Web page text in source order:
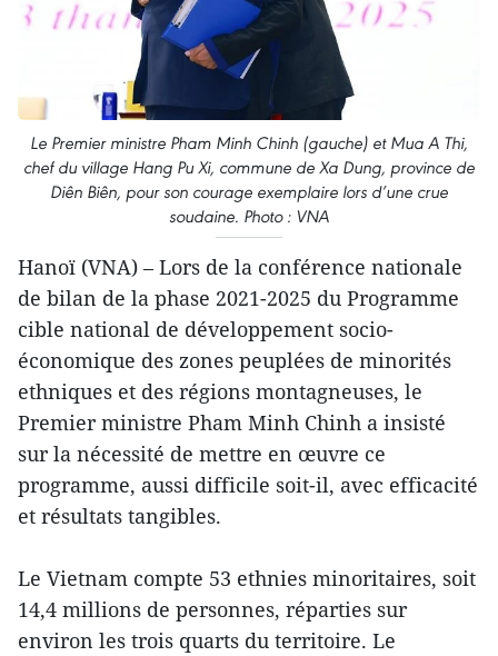
Le Premier ministre Pham Minh Chinh (gauche) et Mua A Thi,
chef du village Hang Pu Xi, commune de Xa Dung, province de
Diên Biên, pour son courage exemplaire lors d’une crue
soudaine. Photo : VNA
Hanoï (VNA) – Lors de la conférence nationale
de bilan de la phase 2021-2025 du Programme
cible national de développement socio-
économique des zones peuplées de minorités
ethniques et des régions montagneuses, le
Premier ministre Pham Minh Chinh a insisté
sur la nécessité de mettre en œuvre ce
programme, aussi difficile soit-il, avec efficacité
et résultats tangibles.
Le Vietnam compte 53 ethnies minoritaires, soit
14,4 millions de personnes, réparties sur
environ les trois quarts du territoire. Le